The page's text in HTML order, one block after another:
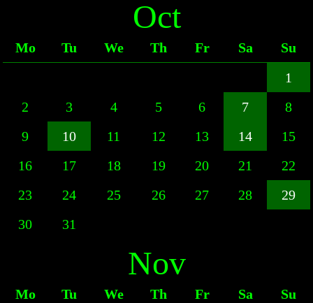
Oct
Mo Tu We Th Fr Sa
Su
1
2
3 4 5 6 7
8
9
10 11 12 13 14
15
16
17 18 19 20 21
22
23
24 25 26 27 28
29
30
31
Nov
Mo Tu We Th Fr Sa
Su